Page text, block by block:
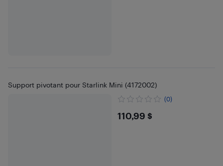
Support pivotant pour Starlink Mini (4172002)
(0)
$110.99
110,99 $